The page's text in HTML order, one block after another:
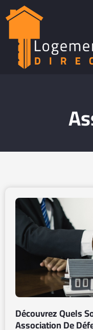
Découvrez Quels
Association De